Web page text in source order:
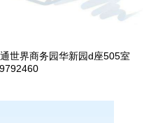
世界商务园华新园d座505室